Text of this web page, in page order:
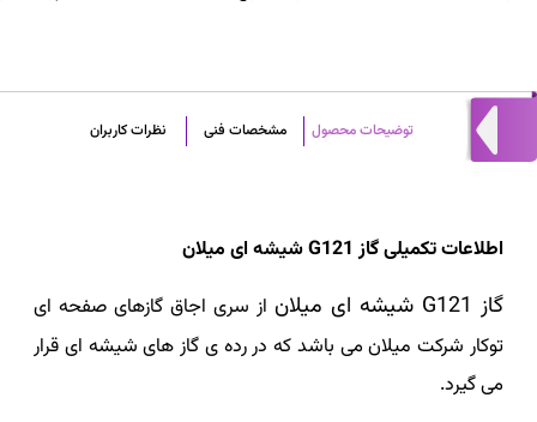
توضیحات محصول مشخصات فنی نظرات کاربران
اطلاعات تکمیلی گاز G121 شیشه ای میلان
گاز G121 شیشه ای میلان
از سری اجاق گازهای صفحه ای
توکار شرکت میلان می باشد که در رده ی گاز های شیشه ای قرار
می گیرد.